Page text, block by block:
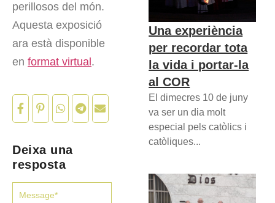
perillosos del món.
Aquesta exposició
ara està disponible
en format virtual .
Deixa una
resposta
Una experiència
per recordar tota
la vida i portar-la
al COR
El dimecres 10 de juny
va ser un dia molt
especial pels catòlics i
catòliques...